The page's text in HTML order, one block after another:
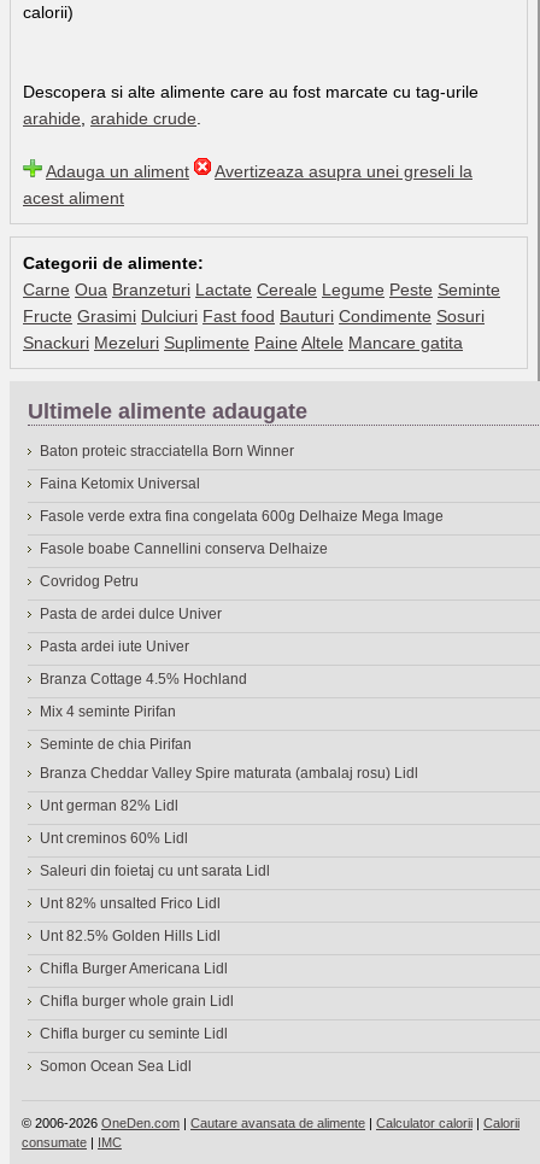
calorii)
Descopera si alte alimente care au fost marcate cu tag-urile
arahide arahide crude
Adauga un aliment
Avertizeaza asupra unei greseli la
acest aliment
Categorii de alimente:
Carne Oua Branzeturi Lactate Cereale Legume Peste Seminte
Fructe Grasimi Dulciuri Fast food Bauturi Condimente Sosuri
Snackuri Mezeluri Suplimente Paine Altele Mancare gatita
Ultimele alimente adaugate
Baton proteic stracciatella Born Winner
Faina Ketomix Universal
Fasole verde extra fina congelata 600g Delhaize Mega Image
Fasole boabe Cannellini conserva Delhaize
Covridog Petru
Pasta de ardei dulce Univer
Pasta ardei iute Univer
Branza Cottage 4.5% Hochland
Mix 4 seminte Pirifan
Seminte de chia Pirifan
Branza Cheddar Valley Spire maturata (ambalaj rosu) Lidl
Unt german 82% Lidl
Unt creminos 60% Lidl
Saleuri din foietaj cu unt sarata Lidl
Unt 82% unsalted Frico Lidl
Unt 82.5% Golden Hills Lidl
Chifla Burger Americana Lidl
Chifla burger whole grain Lidl
Chifla burger cu seminte Lidl
Somon Ocean Sea Lidl
© 2006-2026 OneDen.com | Cautare avansata de alimente | Calculator calorii | Calorii
consumate | IMC